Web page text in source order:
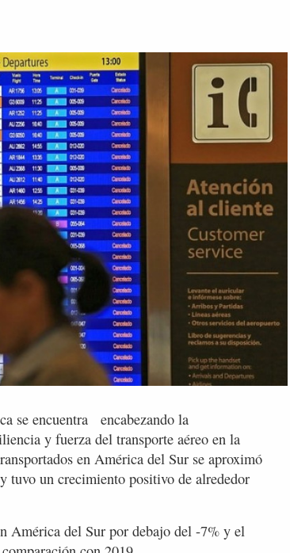
se encuentra encabezando la
y fuerza del transporte aéreo en la
en América del Sur se aproximó
tuvo un crecimiento positivo de alrededor
América del Sur por debajo del -7% y el